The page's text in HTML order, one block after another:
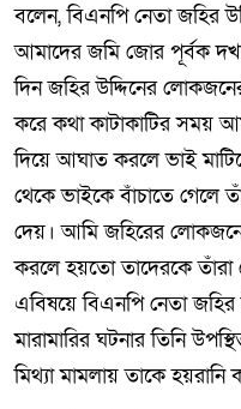
বলেন, বিএনপি নেতা জহির
আমাদের জমি জোর পূর্বক দখল
দিন জহির উদ্দিনের
করে কথা কাটাকাটির সময়
দিয়ে আঘাত করলে ভাই
থেকে ভাইকে বাঁচাতে গেলে
দেয়। আমি জহিরের
করলে হয়তো তাদেরকে
এবিষয়ে বিএনপি নেতা
মারামারির ঘটনার তিনি
মিথ্যা মামলায় তাকে হয়রানি